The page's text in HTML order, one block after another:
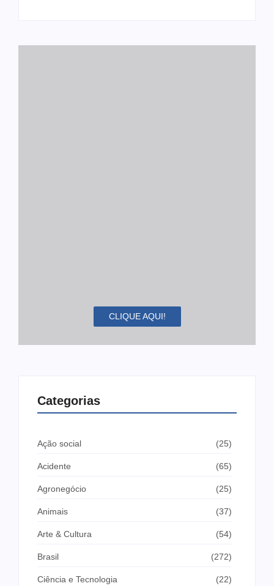
CLIQUE AQUI!
Categorias
Ação social (25)
Acidente (65)
Agronegócio (25)
Animais (37)
Arte & Cultura (54)
Brasil (272)
Ciência e Tecnologia (22)